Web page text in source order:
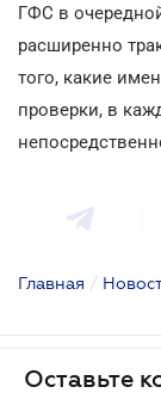
ГФС в
расширенно
того, какие
проверки, в
Главная /
Оставьте